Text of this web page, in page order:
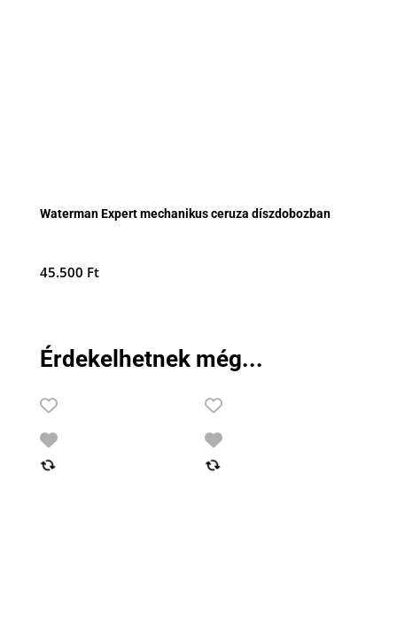
Waterman Expert mechanikus ceruza díszdobozban
45.500 Ft
Érdekelhetnek még...